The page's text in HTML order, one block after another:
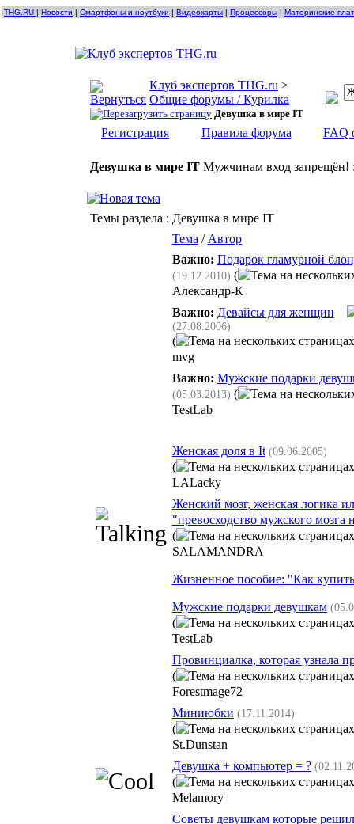
THG.RU | Новости | Смартфоны и ноутбуки | Видеокарты | Процессоры | Материнские
Клуб экспертов THG.ru >
Общие форумы / Курилка
Девушка в мире IT
Регистрация Правила форума FAQ
Девушка в мире IT Мужчинам вход запрещён!
Темы раздела : Девушка в мире IT
Тема / Автор
Важно: Подарок гламурной
(19.12.2010) (
Александр-К
Важно: Девайсы для женщин
(27.08.2006)
(
mvg
Важно: Мужские подарки
(05.03.2013) (
TestLab
Женская доля в It (09.06.2005)
(
LALacky
Женский мозг, женская логика
"превосходство мужского мозга
(
SALAMANDRA
Жизненное пособие: "Как
Мужские подарки девушкам
(
TestLab
Провинциалка, которая узнала
(
Forestmage72
Миниюбки (17.11.2014)
(
St.Dunstan
Девушка + компьютер = ?
(
Melamory
Советы девушкам которые